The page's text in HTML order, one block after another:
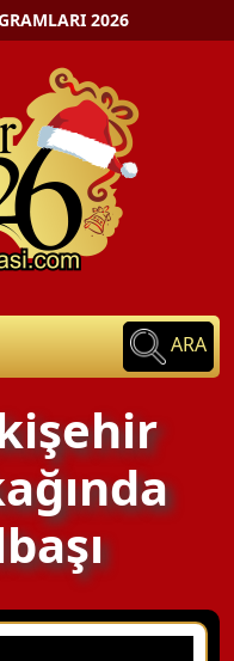
2026
ARA